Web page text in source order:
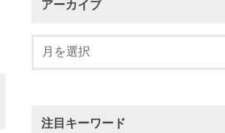
アーカイブ
注目キーワード